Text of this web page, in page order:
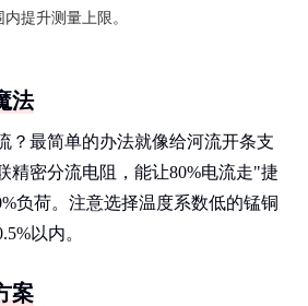
提升测量上限。
法
？最简单的办法就像给河流开条支
精密分流电阻，能让80%电流走"捷
负荷。注意选择温度系数低的锰铜
以内。
案